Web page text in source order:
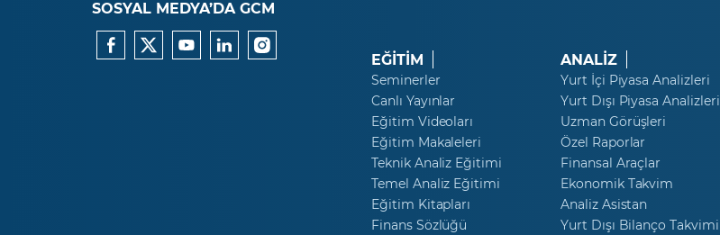
SOSYAL MEDYA’DA GCM
EĞİTİM
Seminerler
Canlı Yayınlar
Eğitim Videoları
Eğitim Makaleleri
Teknik Analiz Eğitimi
Temel Analiz Eğitimi
Eğitim Kitapları
Finans Sözlüğü
ANALİZ
Yurt İçi Piyasa Analizleri
Yurt Dışı Piyasa Analizleri
Uzman Görüşleri
Özel Raporlar
Finansal Araçlar
Ekonomik Takvim
Analiz Asistan
Yurt Dışı Bilanço Takvimi